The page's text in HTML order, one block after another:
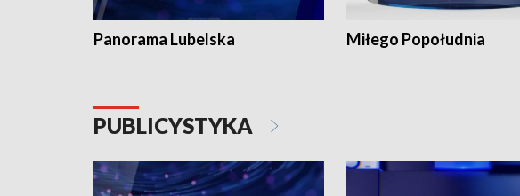
Panorama Lubelska Miłego Popołudnia
PUBLICYSTYKA